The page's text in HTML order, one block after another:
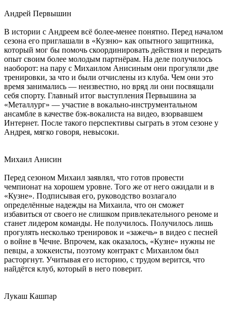
Андрей Первышин
В истории с Андреем всё более-менее понятно. Перед началом
сезона его приглашали в «Кузню» как опытного защитника,
который мог бы помочь скоординировать действия и передать
опыт своим более молодым партнёрам. На деле получилось
наоборот: на пару с Михаилом Анисиным они прогуляли две
тренировки, за что и были отчислены из клуба. Чем они это
время занимались — неизвестно, но вряд ли они посвящали
себя спорту. Главный итог выступления Первышина за
«Металлург» — участие в вокально-инструментальном
ансамбле в качестве бэк-вокалиста на видео, взорвавшем
Интернет. После такого перспективы сыграть в этом сезоне у
Андрея, мягко говоря, невысоки.
Михаил Анисин
Перед сезоном Михаил заявлял, что готов провести
чемпионат на хорошем уровне. Того же от него ожидали и в
«Кузне». Подписывая его, руководство возлагало
определённые надежды на Михаила, что он сможет
избавиться от своего не слишком привлекательного реноме и
станет лидером команды. Не получилось. Получилось лишь
прогулять несколько тренировок и «зажечь» в видео с песней
о войне в Чечне. Впрочем, как оказалось, «Кузне» нужны не
певцы, а хоккеисты, поэтому контракт с Михаилом был
расторгнут. Учитывая его историю, с трудом верится, что
найдётся клуб, который в него поверит.
Лукаш Кашпар